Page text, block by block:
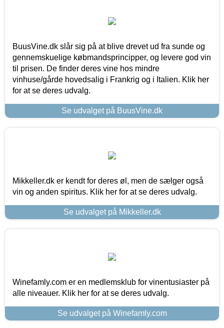
BuusVine.dk slår sig på at blive drevet ud fra sunde og
gennemskuelige købmandsprincipper, og levere god vin
til prisen. De finder deres vine hos mindre
vinhuse/gårde hovedsalig i Frankrig og i Italien. Klik her
for at se deres udvalg.
Se udvalget på BuusVine.dk
Mikkeller.dk er kendt for deres øl, men de sælger også
vin og anden spiritus. Klik her for at se deres udvalg.
Se udvalget på Mikkeller.dk
Winefamly.com er en medlemsklub for vinentusiaster på
alle niveauer. Klik her for at se deres udvalg.
Se udvalget på Winefamly.com